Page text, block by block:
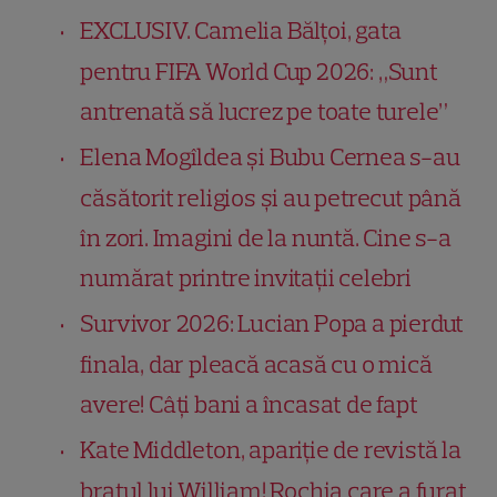
EXCLUSIV. Camelia Bălțoi, gata
pentru FIFA World Cup 2026: „Sunt
antrenată să lucrez pe toate turele”
Elena Mogîldea și Bubu Cernea s-au
căsătorit religios și au petrecut până
în zori. Imagini de la nuntă. Cine s-a
numărat printre invitații celebri
Survivor 2026: Lucian Popa a pierdut
finala, dar pleacă acasă cu o mică
avere! Câți bani a încasat de fapt
Kate Middleton, apariție de revistă la
brațul lui William! Rochia care a furat